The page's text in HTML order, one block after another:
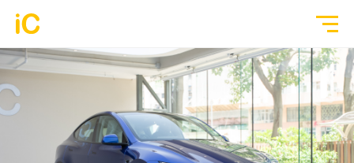
GYEON 傳統鍍膜塗層
全部作品